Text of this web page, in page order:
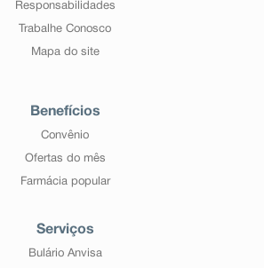
Responsabilidades
Trabalhe Conosco
Mapa do site
Benefícios
Convênio
Ofertas do mês
Farmácia popular
Serviços
Bulário Anvisa